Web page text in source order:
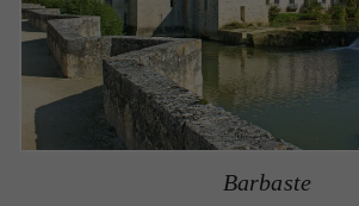
Barbaste